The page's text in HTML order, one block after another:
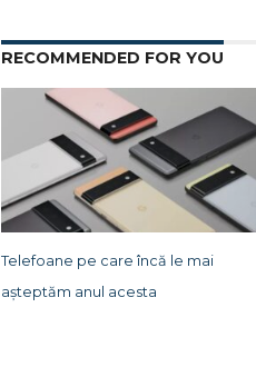
RECOMMENDED FOR YOU
Telefoane pe care încă le mai
așteptăm anul acesta